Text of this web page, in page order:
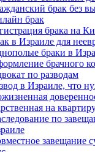
брак без
брак
брака на
в Израиле для
браки в
брачного
по разводам
в Израиле, что
на
по
завещание